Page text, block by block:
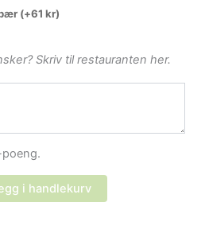
(+61 kr)
Skriv til restauranten her.
i handlekurv